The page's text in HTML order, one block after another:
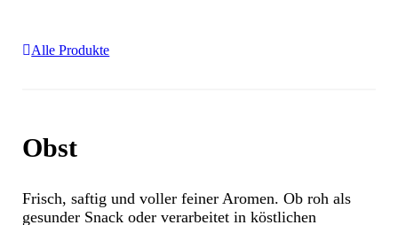
Alle Produkte
Obst
Frisch, saftig und voller feiner Aromen. Ob roh als
gesunder Snack oder verarbeitet in köstlichen